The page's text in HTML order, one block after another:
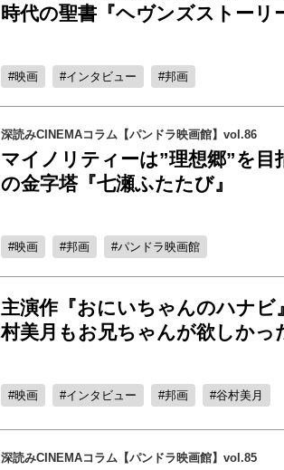
時代の聖書『ヘヴンズストーリ
映画 インタビュー 邦画
深読みCINEMAコラム【パンドラ映画館】vol.86
マイノリティーは”理想郷”を目
の金字塔『七瀬ふたたび』
映画 邦画 パンドラ映画館
主演作『おにいちゃんのハナビ
村美月もお兄ちゃんが欲しかっ
映画 インタビュー 邦画 谷村美月
深読みCINEMAコラム【パンドラ映画館】vol.85